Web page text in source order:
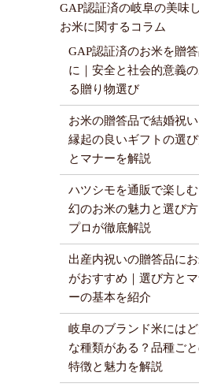
GAP認証済の岐阜の美味
お米に関するコラム
GAP認証済のお米を贈
に｜安全と社会的意義
る贈り物選び
お米の贈答品で結婚祝い
縁起の良いギフトの選
とマナーを解説
ハツシモを通販で楽しむ
幻のお米の魅力と選び
プロが徹底解説
出産内祝いの贈答品に
がおすすめ｜選び方と
ーの基本を紹介
岐阜のブランド米には
な種類がある？品種ご
特徴と魅力を解説